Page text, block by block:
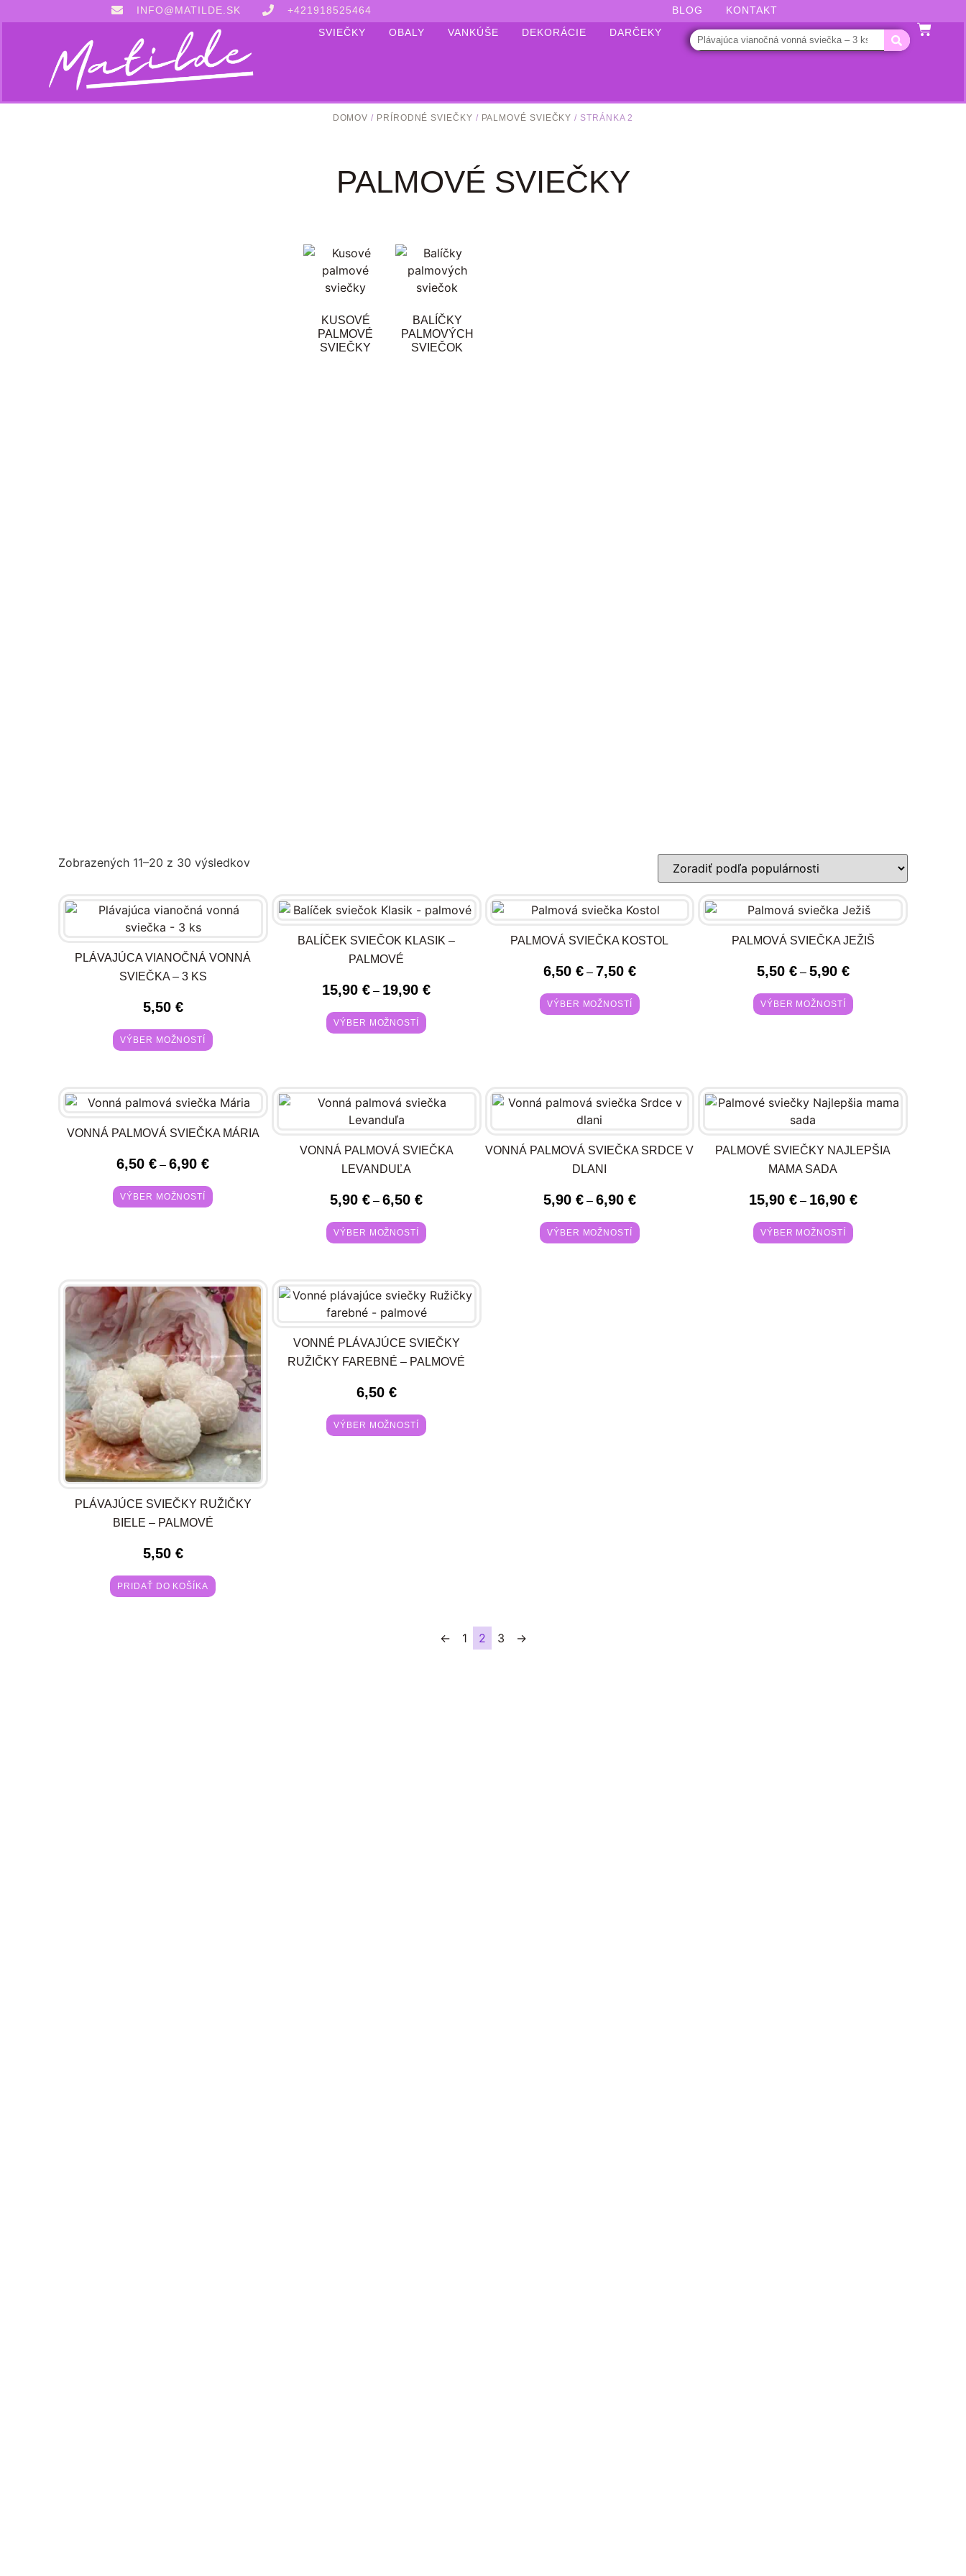
INFO@MATILDE.SK +421918525464 BLOG
KONTAKT
SVIEČKY
OBALY VANKÚŠE DEKORÁCIE DARČEKY
DOMOV / PRÍRODNÉ SVIEČKY / PALMOVÉ SVIEČKY / STRÁNKA 2
PALMOVÉ SVIEČKY
KUSOVÉ
PALMOVÉ
SVIEČKY
BALÍČKY
PALMOVÝCH
SVIEČOK
Zobrazených 11–20 z 30 výsledkov
PLÁVAJÚCA VIANOČNÁ VONNÁ
SVIEČKA – 3 KS
5,50 €
VÝBER MOŽNOSTÍ
BALÍČEK SVIEČOK KLASIK –
PALMOVÉ
15,90€ – 19,90€
VÝBER MOŽNOSTÍ
PALMOVÁ SVIEČKA KOSTOL
6,50 € – 7,50 €
VÝBER MOŽNOSTÍ
PALMOVÁ SVIEČKA JEŽIŠ
5,50 € – 5,90 €
VÝBER MOŽNOSTÍ
VONNÁ PALMOVÁ SVIEČKA MÁRIA
6,50€ – 6,90€
VÝBER MOŽNOSTÍ
VONNÁ PALMOVÁ SVIEČKA
LEVANDUĽA
5,90€ – 6,50€
VÝBER MOŽNOSTÍ
VONNÁ PALMOVÁ SVIEČKA SRDCE V
DLANI
5,90 € – 6,90 €
VÝBER MOŽNOSTÍ
PALMOVÉ SVIEČKY NAJLEPŠIA
MAMA SADA
15,90 € – 16,90 €
VÝBER MOŽNOSTÍ
PLÁVAJÚCE SVIEČKY RUŽIČKY
BIELE – PALMOVÉ
5,50 €
PRIDAŤ DO KOŠÍKA
VONNÉ PLÁVAJÚCE SVIEČKY
RUŽIČKY FAREBNÉ – PALMOVÉ
6,50 €
VÝBER MOŽNOSTÍ
← 1 2 3 →